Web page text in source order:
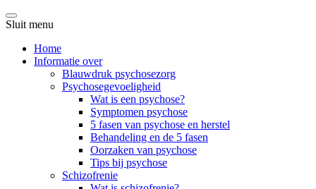
Sluit menu
Home
Informatie over
Blauwdruk psychosezorg
Psychosegevoeligheid
Wat is een psychose?
Symptomen psychose
5 fasen van psychose en herstel
Behandeling en de 5 fasen
Oorzaken van psychose
Tips bij psychose
Schizofrenie